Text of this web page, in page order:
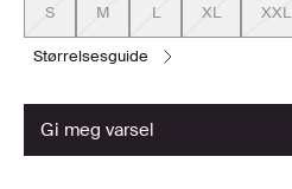
S M L XL XXL
størrelsesguide
gi meg varsel